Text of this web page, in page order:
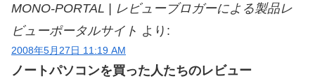
MONO-PORTAL | レビューブロガーによる製品レ
ビューポータルサイト より:
2008年5月27日 11:19 AM
ノートパソコンを買った人たちのレビュー